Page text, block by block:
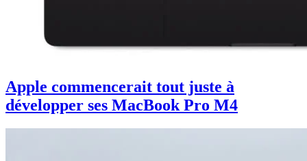
Apple commencerait tout juste à
développer ses MacBook Pro M4